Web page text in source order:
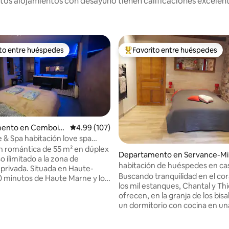
en Favorito entre huéspedes
entre huéspedes
en Cemboin
Calificación promedio: 4.99 de 5; 107
4.99 (107)
& Spa habitación love spa
privé
romántica de 55 m² en dúplex
ilimitado a la zona de
en Haute-
minutos de Haute Marne y los
De los mejores en Favorito
Favorito entre huéspedes
Departamento en Servance-
lin
habitación de huéspedes en
Dekain con desayuno
Buscando tranquilidad en el
los mil estanques, Chantal y
ofrecen, en la granja de los
un dormitorio con cocina en